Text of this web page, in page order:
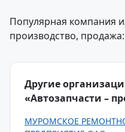
Популярная компания
производство, продажа:
Другие
«Автозапчасти –
МУРОМСКОЕ